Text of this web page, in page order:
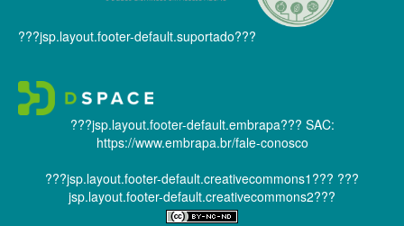
???jsp.layout.footer-default.suportado???
???jsp.layout.footer-default.embrapa??? SAC:
https://www.embrapa.br/fale-conosco
???jsp.layout.footer-default.creativecommons1??? ???
jsp.layout.footer-default.creativecommons2???